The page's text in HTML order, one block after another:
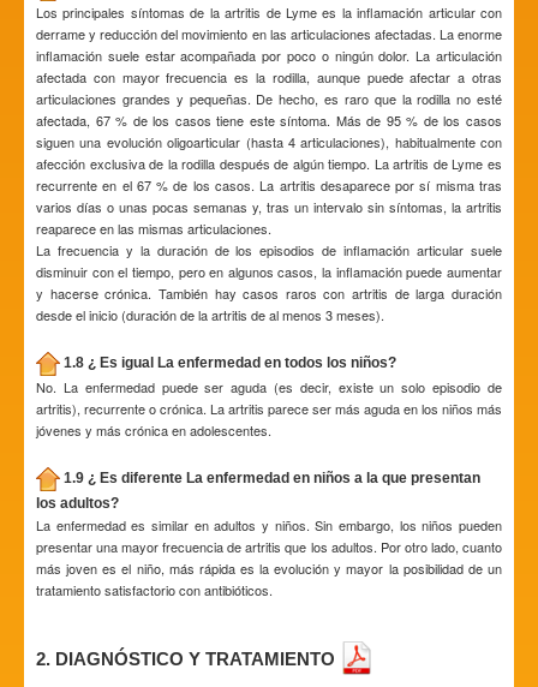
Los principales síntomas de la artritis de Lyme es la inflamación articular con
derrame y reducción del movimiento en las articulaciones afectadas. La enorme
inflamación suele estar acompañada por poco o ningún dolor. La articulación
afectada con mayor frecuencia es la rodilla, aunque puede afectar a otras
articulaciones grandes y pequeñas. De hecho, es raro que la rodilla no esté
afectada, 67 % de los casos tiene este síntoma. Más de 95 % de los casos
siguen una evolución oligoarticular (hasta 4 articulaciones), habitualmente con
afección exclusiva de la rodilla después de algún tiempo. La artritis de Lyme es
recurrente en el 67 % de los casos. La artritis desaparece por sí misma tras
varios días o unas pocas semanas y, tras un intervalo sin síntomas, la artritis
reaparece en las mismas articulaciones.
La frecuencia y la duración de los episodios de inflamación articular suele
disminuir con el tiempo, pero en algunos casos, la inflamación puede aumentar
y hacerse crónica. También hay casos raros con artritis de larga duración
desde el inicio (duración de la artritis de al menos 3 meses).
1.8 ¿ Es igual La enfermedad en todos los niños?
No. La enfermedad puede ser aguda (es decir, existe un solo episodio de
artritis), recurrente o crónica. La artritis parece ser más aguda en los niños más
jóvenes y más crónica en adolescentes.
1.9 ¿ Es diferente La enfermedad en niños a la que presentan
los adultos?
La enfermedad es similar en adultos y niños. Sin embargo, los niños pueden
presentar una mayor frecuencia de artritis que los adultos. Por otro lado, cuanto
más joven es el niño, más rápida es la evolución y mayor la posibilidad de un
tratamiento satisfactorio con antibióticos.
2. DIAGNÓSTICO Y TRATAMIENTO